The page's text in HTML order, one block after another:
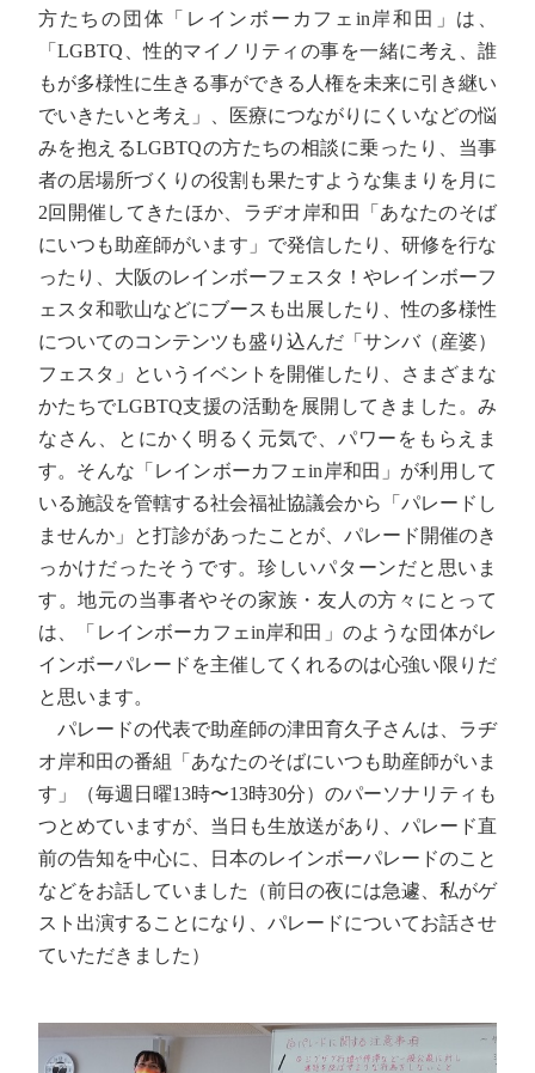
方たちの団体「レインボーカフェin岸和田」は、
「LGBTQ、性的マイノリティの事を一緒に考え、誰
もが多様性に生きる事ができる人権を未来に引き継い
でいきたいと考え」、医療につながりにくいなどの悩
みを抱えるLGBTQの方たちの相談に乗ったり、当事
者の居場所づくりの役割も果たすような集まりを月に
2回開催してきたほか、ラヂオ岸和田「あなたのそば
にいつも助産師がいます」で発信したり、研修を行な
ったり、大阪のレインボーフェスタ！やレインボーフ
ェスタ和歌山などにブースも出展したり、性の多様性
についてのコンテンツも盛り込んだ「サンバ（産婆）
フェスタ」というイベントを開催したり、さまざまな
かたちでLGBTQ支援の活動を展開してきました。み
なさん、とにかく明るく元気で、パワーをもらえま
す。そんな「レインボーカフェin岸和田」が利用して
いる施設を管轄する社会福祉協議会から「パレードし
ませんか」と打診があったことが、パレード開催のき
っかけだったそうです。珍しいパターンだと思いま
す。地元の当事者やその家族・友人の方々にとって
は、「レインボーカフェin岸和田」のような団体がレ
インボーパレードを主催してくれるのは心強い限りだ
と思います。
パレードの代表で助産師の津田育久子さんは、ラヂ
オ岸和田の番組「あなたのそばにいつも助産師がいま
す」（毎週日曜13時〜13時30分）のパーソナリティも
つとめていますが、当日も生放送があり、パレード直
前の告知を中心に、日本のレインボーパレードのこと
などをお話していました（前日の夜には急遽、私がゲ
スト出演することになり、パレードについてお話させ
ていただきました）